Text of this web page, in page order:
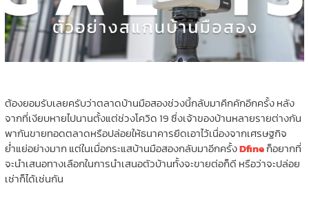
ต้องยอมรับเลยครับว่าตลาดบ้านมือสองช่วงนี้กลับมาคึกคักอีกครั้ง หลัง
จากที่เงียบหายไปนานตั้งแต่ช่วงโควิด 19 ซึ่งเจ้าของบ้านหลายรายต่างกัน
พากันขายทอดตลาดหรือปล่อยให้ธนาคารยึดเอาไว้เนื่องจากเศรษฐกิจ
ย่ำแย่อย่างมาก แต่ในเมื่อกระแสบ้านมือสองกลับมาอีกครั้งDfineก็อยากที่
จะนำเสนอทางเลือกในการนำเสนอตัวบ้านทั้งจะขายต่อก็ดี หรือว่าจะปล่อย
เช่าก็ได้เช่นกัน